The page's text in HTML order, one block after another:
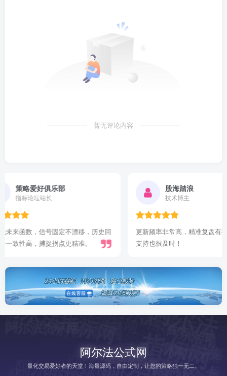
暂无评论内容
股海踏浪
技术博主
更新频率非常高，精准复盘有据可依，技术
支持也很及时！
指标爱好者
指标很好！有参考价
阿尔法指标网
阿尔法指标网
阿尔法指标网阿尔法指标网
阿尔法指标网
阿尔法指标网
阿
尔
法
指
标
网
标
网
阿尔法指标网
阿尔法指标网
阿尔法指标网 指
网
阿尔法公式网
量化交易爱好者的天堂！海量源码，自由定制，让您的策略独一无二。